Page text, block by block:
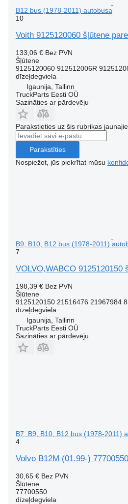
B12 bus (1978-2011) autobusa
10
Voith 9125120060 šļūtene
133,06 € Bez PVN
Šļūtene
9125120060 912512006R
dīzeļdegviela
Igaunija, Tallinn
TruckParts Eesti OÜ
Sazināties ar pārdevēju
Parakstieties uz šis rubrikas
Parakstīties
Nospiežot, jūs piekrītat mūsu
B9, B10, B12 bus (1978-2011)
7
VOLVO,WABCO
198,39 € Bez PVN
Šļūtene
9125120150 21516476 21967984
dīzeļdegviela
Igaunija, Tallinn
TruckParts Eesti OÜ
Sazināties ar pārdevēju
B7, B9, B10, B12 bus (1978-2011)
4
Volvo B12M (01.99-)
30,65 € Bez PVN
Šļūtene
77700550
dīzeļdegviela